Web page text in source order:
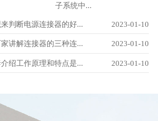
子系统中...
判断电源连接器的好... 2023-01-10
讲解连接器的三种连... 2023-01-10
绍工作原理和特点是... 2023-01-10